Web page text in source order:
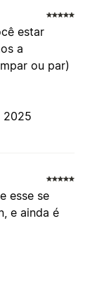
estar
a
ou par)
2025
esse se
e ainda é